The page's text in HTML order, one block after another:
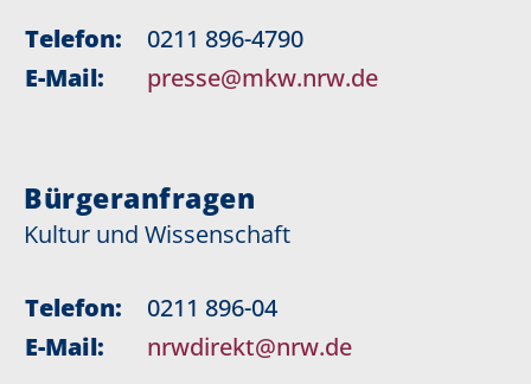
Telefon:
0211 896-4790
E-Mail:
presse@mkw.nrw.de
Bürgeranfragen
Kultur und Wissenschaft
Telefon:
0211 896-04
E-Mail:
nrwdirekt@nrw.de